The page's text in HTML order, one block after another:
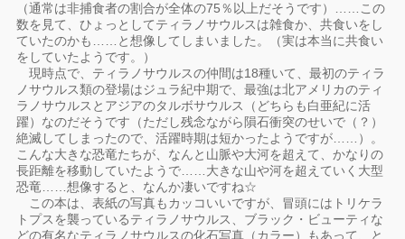
（通常は非捕食者の割合が全体の75％以上だそうです）……この
数を見て、ひょっとしてティラノサウルスは雑食か、共食いをし
ていたのかも……と想像してしまいました。（実は本当に共食い
をしていたようです。）
現時点で、ティラノサウルスの仲間は18種いて、最初のティラ
ノサウルス類の登場はジュラ紀中期で、最強は北アメリカのティ
ラノサウルスとアジアのタルボサウルス（どちらも白亜紀に活
躍）なのだそうです（ただし残念ながら隕石衝突のせいで（？）
絶滅してしまったので、活躍時期は短かったようですが……）。
こんな大きな恐竜たちが、なんと山脈や大河を超えて、かなりの
長距離を移動していたようで……大きな山や河を超えていく大型
恐竜……想像すると、なんか凄いですね☆
この本は、表紙の写真もカッコいいですが、冒頭にはトリケラ
トプスを襲っているティラノサウルス、ブラック・ビューティな
どの有名なティラノサウルスの化石写真（カラー）もあって、と